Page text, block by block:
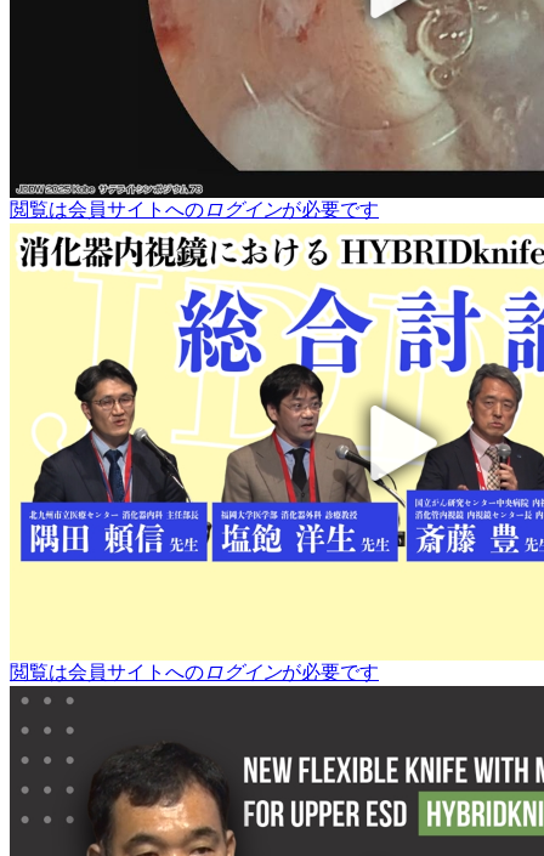
閲覧は会員サイトへのログインが必要です
閲覧は会員サイトへのログインが必要です